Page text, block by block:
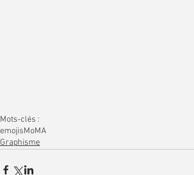
Mots-clés :
emojisMoMA
Graphisme